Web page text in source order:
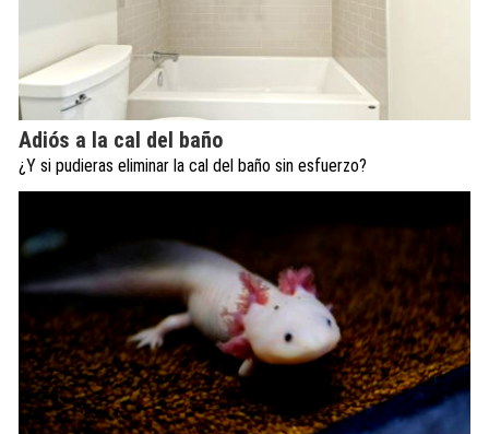
Adiós a la cal del baño
¿Y si pudieras eliminar la cal del baño sin esfuerzo?